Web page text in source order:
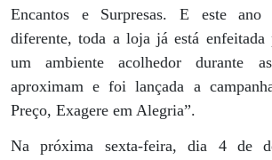
Encantos e Surpresas. E este ano
diferente, toda a loja já está enfeitada
um ambiente acolhedor durante
aproximam e foi lançada a
Preço, Exagere em Alegria”.
Na próxima sexta-feira, dia 4 de